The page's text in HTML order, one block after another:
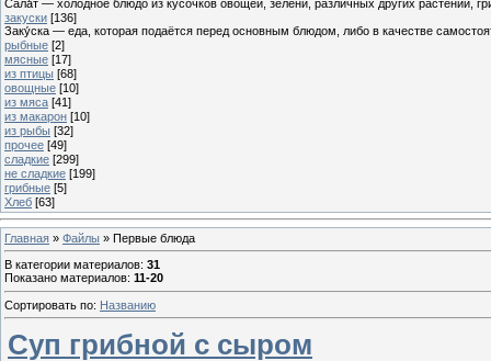
Сала́т — холодное блюдо из кусочков овощей, зелени, различных других растений,
закуски [136]
Заку́ска — еда, которая подаётся перед основным блюдом, либо в качестве
рыбные [2]
мясные [17]
из птицы [68]
овощные [10]
из мяса [41]
из макарон [10]
из рыбы [32]
прочее [49]
сладкие [299]
не сладкие [199]
грибные [5]
Хлеб [63]
Главная » Файлы » Первые блюда
В категории материалов: 31
Показано материалов: 11-20
Сортировать по: Названию
Суп грибной с сыром